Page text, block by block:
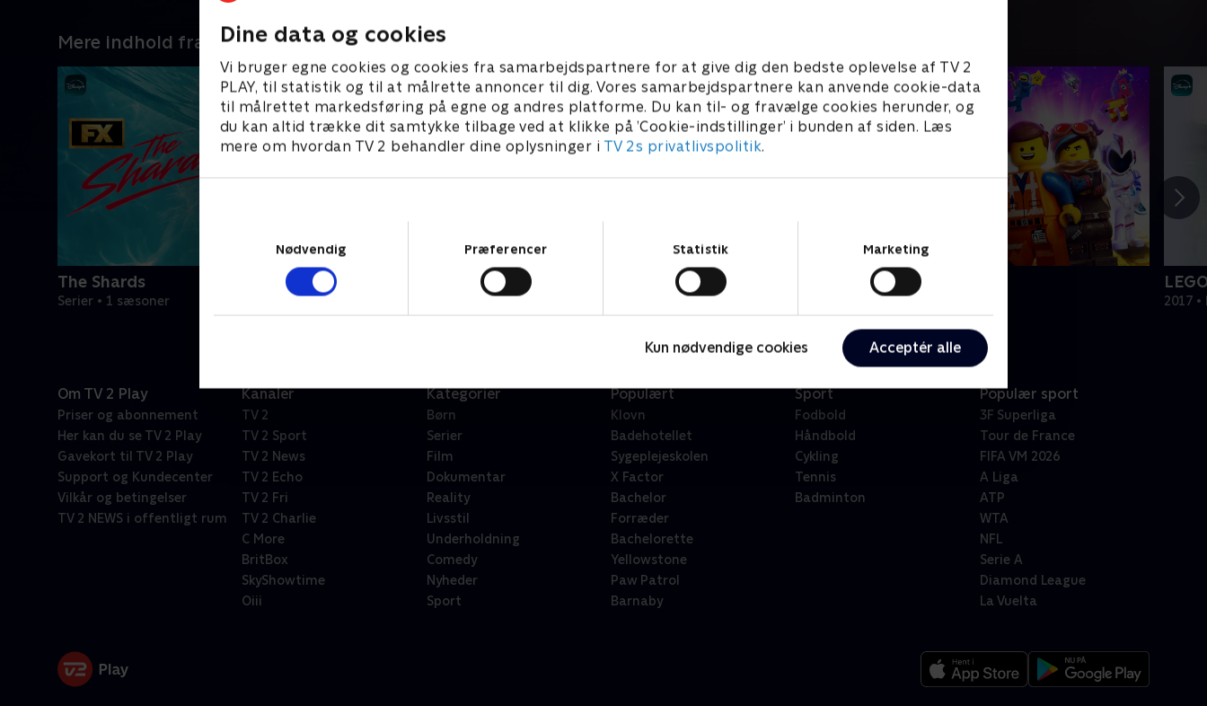
Dine data og cookies
Vi bruger egne cookies og cookies fra samarbejdspartnere for at give dig den bedste oplevelse af TV 2
PLAY, til statistik og til at målrette annoncer til dig. Vores samarbejdspartnere kan anvende cookie-data
til målrettet markedsføring på egne og andres platforme. Du kan til- og fravælge cookies herunder, og
du kan altid trække dit samtykke tilbage ved at klikke på ’Cookie-indstillinger’ i bunden af siden. Læs
mere om hvordan TV 2 behandler dine oplysninger i TV 2s privatlivspolitik.
Nødvendig
Præferencer Statistik Marketing
Kun nødvendige cookies Acceptér alle
Mere indhold fra Disney+
The Shards
Serier • 1 sæsoner
Star Wars: Visions Presents - The Ninth Jedi
Serier • 1 sæsoner
LEGO filmen 2
2019 • Film • 1 t. 47 min 2017
Om TV 2 Play
Priser og abonnement
Her kan du se TV 2 Play
Gavekort til TV 2 Play
Support og Kundecenter
Vilkår og betingelser
TV 2 NEWS i offentligt rum
Kanaler
TV 2
TV 2 Sport
TV 2 News
TV 2 Echo
TV 2 Fri
TV 2 Charlie
C More
BritBox
SkyShowtime
Oiii
Kategorier
Børn
Serier
Film
Dokumentar
Reality
Livsstil
Underholdning
Comedy
Nyheder
Sport
Populært
Klovn
Badehotellet
Sygeplejeskolen
X Factor
Bachelor
Forræder
Bachelorette
Yellowstone
Paw Patrol
Barnaby
Sport
Fodbold
Håndbold
Cykling
Tennis
Badminton
Populær sport
3F Superliga
Tour de France
FIFA VM 2026
A Liga
ATP
WTA
NFL
Serie A
Diamond League
La Vuelta